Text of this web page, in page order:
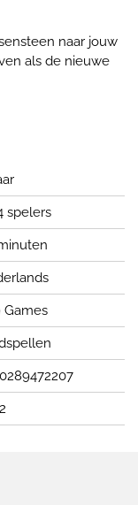
naar jouw
als de nieuwe
spelers
Games